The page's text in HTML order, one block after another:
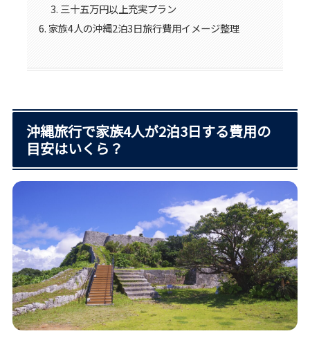
三十五万円以上充実プラン
家族4人の沖縄2泊3日旅行費用イメージ整理
沖縄旅行で家族4人が2泊3日する費用の
目安はいくら？